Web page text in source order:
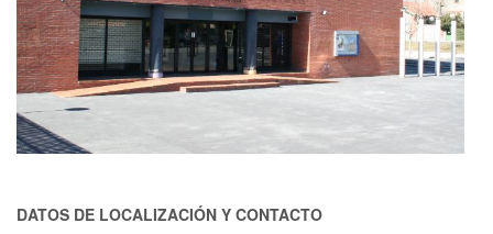
DATOS DE LOCALIZACIÓN Y CONTACTO